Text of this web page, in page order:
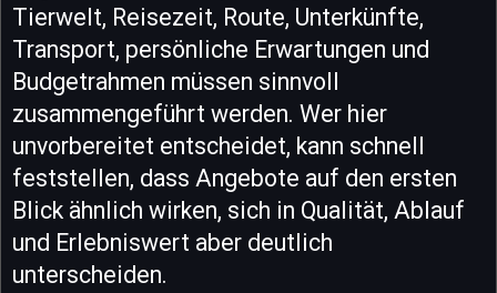
Tierwelt, Reisezeit, Route, Unterkünfte,
Transport, persönliche Erwartungen und
Budgetrahmen müssen sinnvoll
zusammengeführt werden. Wer hier
unvorbereitet entscheidet, kann schnell
feststellen, dass Angebote auf den ersten
Blick ähnlich wirken, sich in Qualität, Ablauf
und Erlebniswert aber deutlich
unterscheiden.